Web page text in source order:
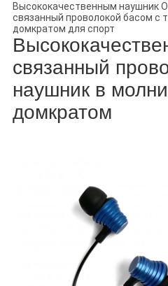
Высококачественным наушник
связанный проволокой басом с
домкратом для спорт
связанный
наушник в
домкратом